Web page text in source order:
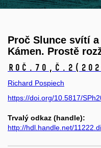
Proč Slunce svítí
Kámen. Prostě
Roč.70, č.2
Richard Pospiech
https://doi.org/10.5817/
Trvalý odkaz (handle):
http://hdl.handle.net/